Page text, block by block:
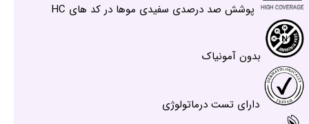
پوشش صد درصدی سفیدی موها در کد های HC
بدون آمونیاک
دارای تست درماتولوژی